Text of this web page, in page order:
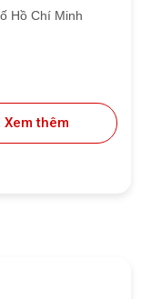
Hồ Chí Minh
Xem thêm